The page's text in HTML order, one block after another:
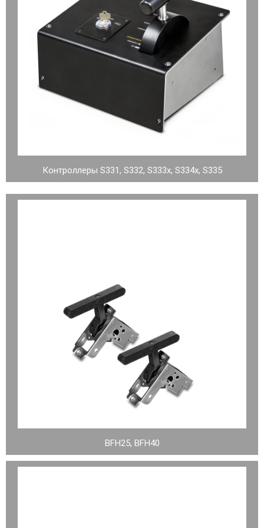
Контроллеры S331, S332, S333x, S334x, S335
BFH25, BFH40